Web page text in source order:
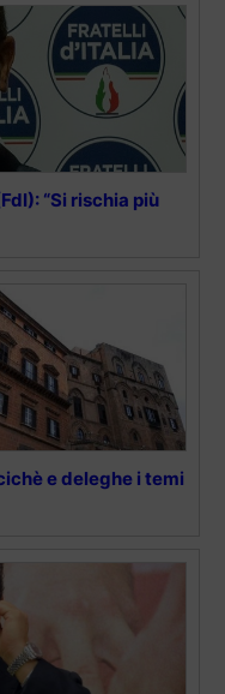
“Si rischia più
e deleghe i temi